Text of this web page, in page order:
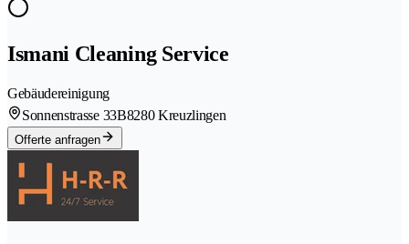
Ismani Cleaning Service
Gebäudereinigung
Sonnenstrasse 33B8280 Kreuzlingen
Offerte anfragen